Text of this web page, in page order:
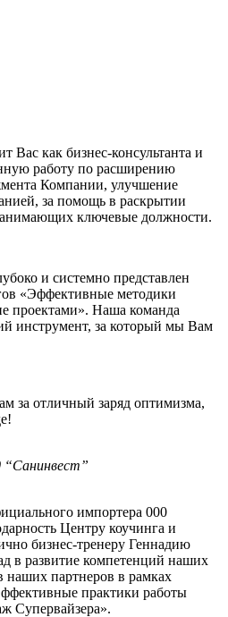
Вас как бизнес-консультанта и
работу по расширению
Компании, улучшение
за помощь в раскрытии
ключевые должности.
и системно представлен
«Эффективные методики
проектами». Наша команда
инструмент, за который мы Вам
за отличный заряд оптимизма,
“Санинвест”
импортера 000
Центру коучинга и
бизнес-тренеру Геннадию
в развитие компетенций наших
наших партнеров в рамках
практики работы
Супервайзера».